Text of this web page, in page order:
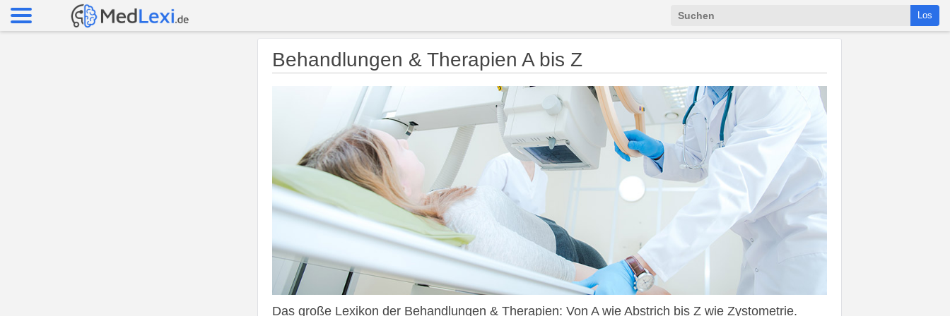
Los
Behandlungen & Therapien A bis Z
Das große Lexikon der Behandlungen & Therapien: Von A wie Abstrich bis Z wie Zystometrie.